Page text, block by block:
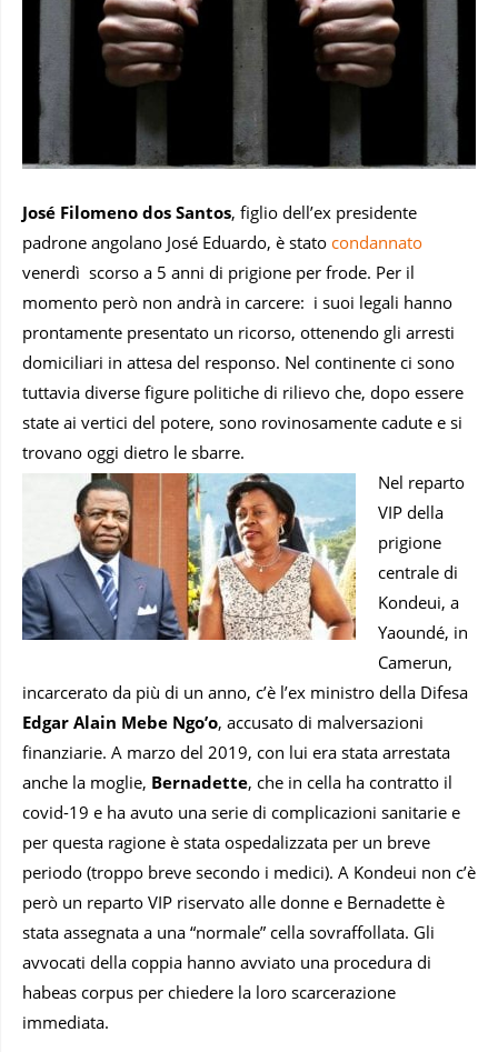
José Filomeno dos Santos, figlio dell’ex presidente
padrone angolano José Eduardo, è stato condannato
venerdì scorso a 5 anni di prigione per frode. Per il
momento però non andrà in carcere: i suoi legali hanno
prontamente presentato un ricorso, ottenendo gli arresti
domiciliari in attesa del responso. Nel continente ci sono
tuttavia diverse figure politiche di rilievo che, dopo essere
state ai vertici del potere, sono rovinosamente cadute e si
trovano oggi dietro le sbarre.
Nel reparto
VIP della
prigione
centrale di
Kondeui, a
Yaoundé, in
Camerun,
incarcerato da più di un anno, c’è l’ex ministro della Difesa
Edgar Alain Mebe Ngo’o, accusato di malversazioni
finanziarie. A marzo del 2019, con lui era stata arrestata
anche la moglie, Bernadette, che in cella ha contratto il
covid-19 e ha avuto una serie di complicazioni sanitarie e
per questa ragione è stata ospedalizzata per un breve
periodo (troppo breve secondo i medici). A Kondeui non c’è
però un reparto VIP riservato alle donne e Bernadette è
stata assegnata a una “normale” cella sovraffollata. Gli
avvocati della coppia hanno avviato una procedura di
habeas corpus per chiedere la loro scarcerazione
immediata.